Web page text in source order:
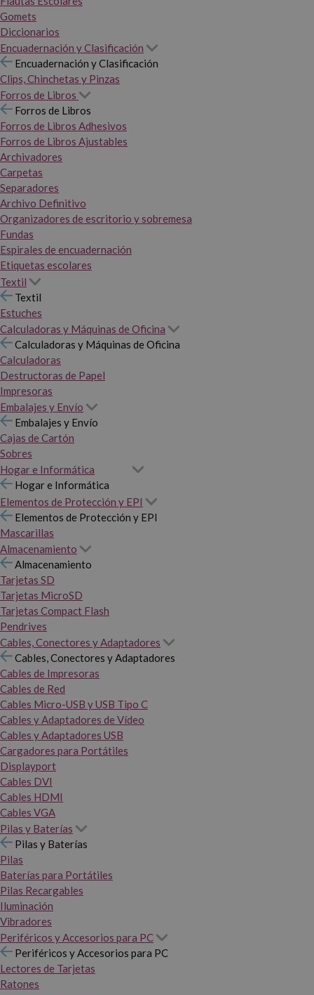
Gomets
Diccionarios
Encuadernación y Clasificación
Encuadernación y Clasificación
Clips, Chinchetas y Pinzas
Forros de Libros
Forros de Libros
Forros de Libros Adhesivos
Forros de Libros Ajustables
Archivadores
Carpetas
Separadores
Archivo Definitivo
Organizadores de escritorio y sobremesa
Fundas
Espirales de encuadernación
Etiquetas escolares
Textil
Textil
Estuches
Calculadoras y Máquinas de Oficina
Calculadoras y Máquinas de Oficina
Calculadoras
Destructoras de Papel
Impresoras
Embalajes y Envío
Embalajes y Envío
Cajas de Cartón
Sobres
Hogar e Informática
Hogar e Informática
Elementos de Protección y EPI
Elementos de Protección y EPI
Mascarillas
Almacenamiento
Almacenamiento
Tarjetas SD
Tarjetas MicroSD
Tarjetas Compact Flash
Pendrives
Cables, Conectores y Adaptadores
Cables, Conectores y Adaptadores
Cables de Impresoras
Cables de Red
Cables Micro-USB y USB Tipo C
Cables y Adaptadores de Vídeo
Cables y Adaptadores USB
Cargadores para Portátiles
Displayport
Cables DVI
Cables HDMI
Cables VGA
Pilas y Baterías
Pilas y Baterías
Pilas
Baterías para Portátiles
Pilas Recargables
Iluminación
Vibradores
Periféricos y Accesorios para PC
Periféricos y Accesorios para PC
Lectores de Tarjetas
Ratones